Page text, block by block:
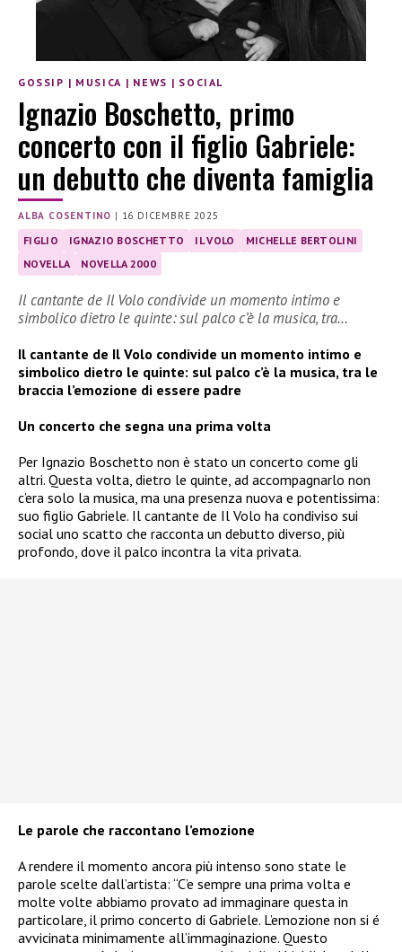
GOSSIP | MUSICA | NEWS | SOCIAL
Ignazio Boschetto, primo
concerto con il figlio Gabriele:
un debutto che diventa famiglia
ALBA COSENTINO | 16 DICEMBRE 2025
FIGLIO IGNAZIO BOSCHETTO IL VOLO
MICHELLE BERTOLINI
NOVELLA
NOVELLA 2000
Il cantante de Il Volo condivide un momento intimo e
simbolico dietro le quinte: sul palco c’è la musica, tra…
Il cantante de Il Volo condivide un momento intimo e
simbolico dietro le quinte: sul palco c’è la musica, tra le
braccia l’emozione di essere padre
Un concerto che segna una prima volta
Per Ignazio Boschetto non è stato un concerto come gli
altri. Questa volta, dietro le quinte, ad accompagnarlo non
c’era solo la musica, ma una presenza nuova e potentissima:
suo figlio Gabriele. Il cantante de Il Volo ha condiviso sui
social uno scatto che racconta un debutto diverso, più
profondo, dove il palco incontra la vita privata.
Le parole che raccontano l’emozione
A rendere il momento ancora più intenso sono state le
parole scelte dall’artista: “C’e sempre una prima volta e
molte volte abbiamo provato ad immaginare questa in
particolare, il primo concerto di Gabriele. L’emozione non si é
avvicinata minimamente all’immaginazione. Questo